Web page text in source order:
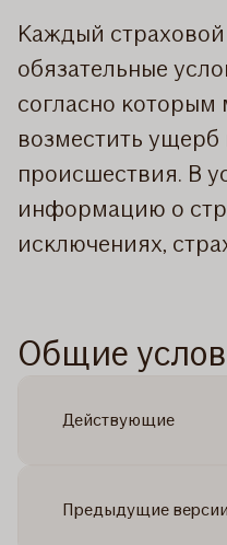
Каждый
обязательные
согласно которым
возместить ущерб
происшествия. В
информацию о
исключениях,
Общие
Действующие
Предыдущие версии